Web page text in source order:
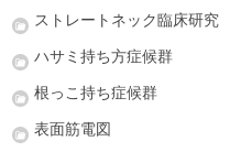
ストレートネック臨床研究
ハサミ持ち方症候群
根っこ持ち症候群
表面筋電図